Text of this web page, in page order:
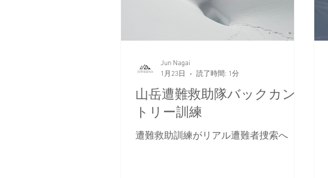
超え、ついには（太）ももラッセルから
腰ラッセルに！ 遊びすぎた代償は深
い。 頑張らねば帰れない。 もう必死。
す。 スノーボードが上手でありがと
う。 本当に心からそう思える日でし
た。 また来年も遊びに来てね！ RINA
山岳遭難救助隊バックカン
トリー訓練
遭難救助訓練がリアル遭難者捜索へ
Jun Nagai
1月23日
読了時間: 1分